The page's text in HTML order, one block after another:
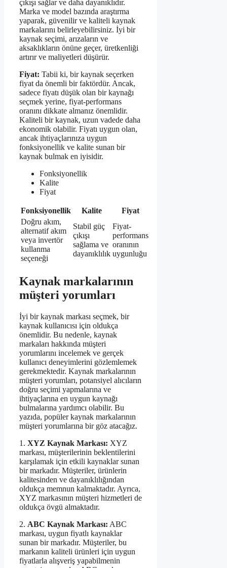
çıkışı sağlar ve daha dayanıklıdır.
Marka ve model bazında araştırma
yaparak, güvenilir ve kaliteli kaynak
markalarını belirleyebilirsiniz. İyi bir
kaynak seçimi, arızaların ve
aksaklıkların önüne geçer, üretkenliği
artırır ve maliyetleri düşürür.
Fiyat: Tabii ki, bir kaynak seçerken
fiyat da önemli bir faktördür. Ancak,
sadece fiyatı düşük olan bir kaynağı
seçmek yerine, fiyat-performans
oranını dikkate almanız önemlidir.
Kaliteli bir kaynak, uzun vadede daha
ekonomik olabilir. Fiyatı uygun olan,
ancak ihtiyaçlarınıza uygun
fonksiyonellik ve kalite sunan bir
kaynak bulmak en iyisidir.
Fonksiyonellik
Kalite
Fiyat
Fonksiyonellik Kalite
Fiyat
Doğru akım,
alternatif akım
veya invertör
kullanma
seçeneği
Stabil güç
çıkışı
sağlama ve
dayanıklılık
Fiyat-
performans
oranının
uygunluğu
Kaynak markalarının
müşteri yorumları
İyi bir kaynak markası seçmek, bir
kaynak kullanıcısı için oldukça
önemlidir. Bu nedenle, kaynak
markaları hakkında müşteri
yorumlarını incelemek ve gerçek
kullanıcı deneyimlerini gözlemlemek
gerekmektedir. Kaynak markalarının
müşteri yorumları, potansiyel alıcıların
doğru seçimi yapmalarına ve
ihtiyaçlarına en uygun kaynağı
bulmalarına yardımcı olabilir. Bu
yazıda, popüler kaynak markalarının
müşteri yorumlarına bir göz atacağız.
1. XYZ Kaynak Markası: XYZ
markası, müşterilerinin beklentilerini
karşılamak için etkili kaynaklar sunan
bir markadır. Müşteriler, ürünlerin
kalitesinden ve dayanıklılığından
oldukça memnun kalmaktadır. Ayrıca,
XYZ markasının müşteri hizmetleri de
oldukça övgü almaktadır.
2. ABC Kaynak Markası: ABC
markası, uygun fiyatlı kaynaklar
sunan bir markadır. Müşteriler, bu
markanın kaliteli ürünleri için uygun
fiyatlarla alışveriş yapabilmenin